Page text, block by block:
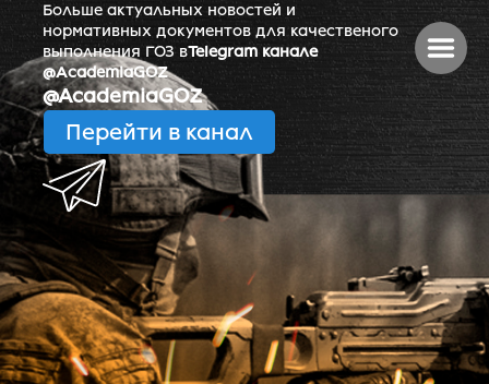
Больше актуальных новостей и
нормативных документов для качественого
выполнения ГОЗ вTelegram канале
@AcademiaGOZ
@AcademiaGOZ
Перейти в канал